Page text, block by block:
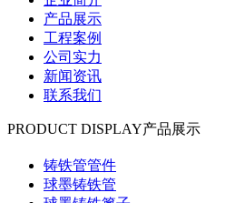
产品展示
工程案例
公司实力
新闻资讯
联系我们
PRODUCT DISPLAY产品展示
铸铁管管件
球墨铸铁管